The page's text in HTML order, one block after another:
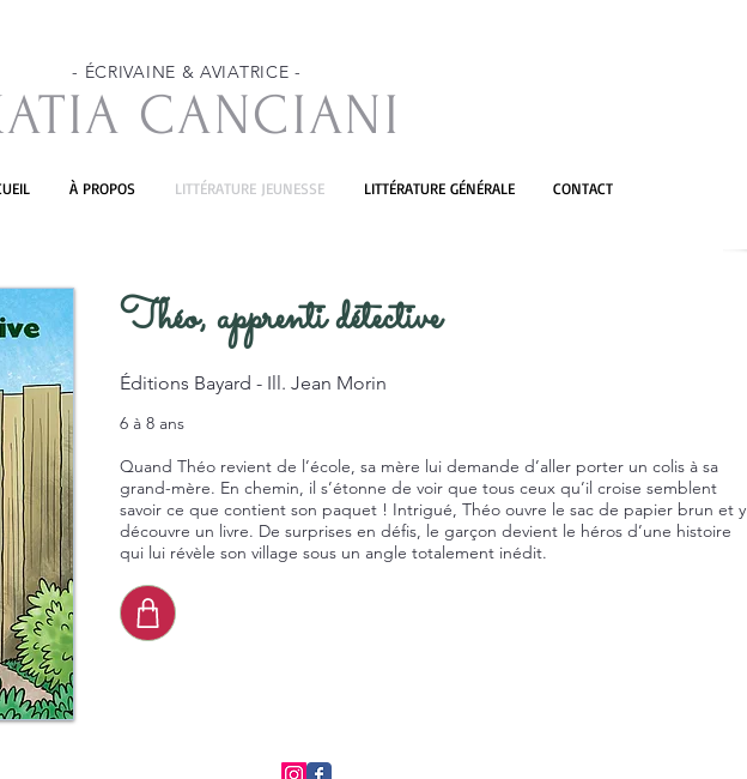
- ÉCRIVAINE & AVIATRICE -
CANCIANI
À PROPOS LITTÉRATURE JEUNESSE LITTÉRATURE GÉNÉRALE CONTACT
Théo, apprenti détective
Éditions Bayard - Ill. Jean Morin
6 à 8 ans
Quand Théo revient de l’école, sa mère lui demande d’aller porter un colis à sa
grand-mère. En chemin, il s’étonne de voir que tous ceux qu’il croise semblent
savoir ce que contient son paquet ! Intrigué, Théo ouvre le sac de papier brun et y
découvre un livre. De surprises en défis, le garçon devient le héros d’une histoire
qui lui révèle son village sous un angle totalement inédit.